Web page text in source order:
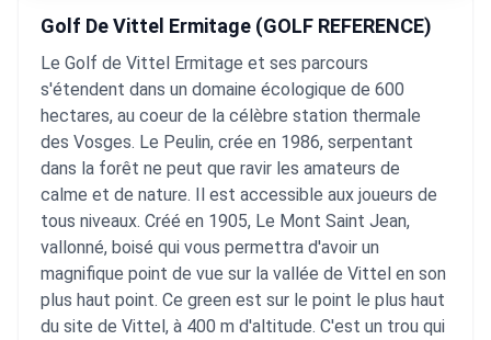
Golf De Vittel Ermitage (GOLF REFERENCE)
Le Golf de Vittel Ermitage et ses parcours
s'étendent dans un domaine écologique de 600
hectares, au coeur de la célèbre station thermale
des Vosges. Le Peulin, crée en 1986, serpentant
dans la forêt ne peut que ravir les amateurs de
calme et de nature. Il est accessible aux joueurs de
tous niveaux. Créé en 1905, Le Mont Saint Jean,
vallonné, boisé qui vous permettra d'avoir un
magnifique point de vue sur la vallée de Vittel en son
plus haut point. Ce green est sur le point le plus haut
du site de Vittel, à 400 m d'altitude. C'est un trou qui